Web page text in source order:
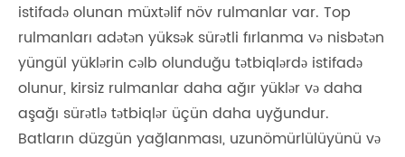
istifadə olunan müxtəlif növ rulmanlar var. Top
rulmanları adətən yüksək sürətli fırlanma və nisbətən
yüngül yüklərin cəlb olunduğu tətbiqlərdə istifadə
olunur, kirsiz rulmanlar daha ağır yüklər və daha
aşağı sürətlə tətbiqlər üçün daha uyğundur.
Batların düzgün yağlanması, uzunömürlülüyünü və